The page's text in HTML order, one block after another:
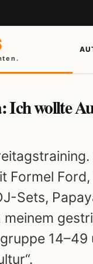
wollte
Formel
Sets,